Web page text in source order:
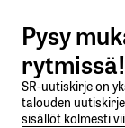
Lähetä
Pysy
rytmissä!
SR-uutiskirje on
talouden
sisällöt kolmesti